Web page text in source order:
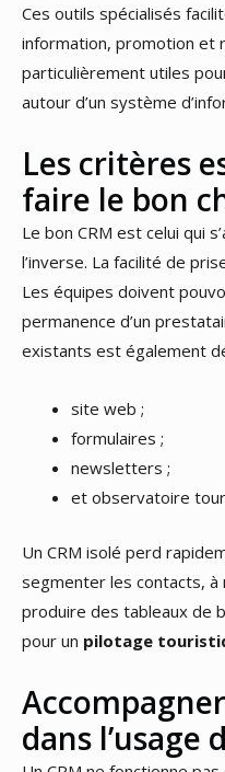
Ces outils spécialisés
information, promotion et
particulièrement utiles
autour d’un système
Les critères
faire le bon
Le bon CRM est celui qui
l’inverse. La facilité de
Les équipes doivent
permanence d’un
existants est également
site web ;
formulaires ;
newsletters ;
et observatoire
Un CRM isolé perd
segmenter les contacts, à
produire des tableaux de
pour un pilotage
dans l’usage